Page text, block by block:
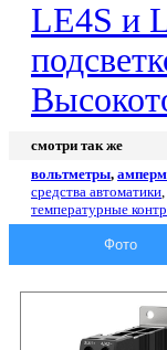
LE4S и
смотри так же
вольтметры,
средства автоматики,
температурные
Фото